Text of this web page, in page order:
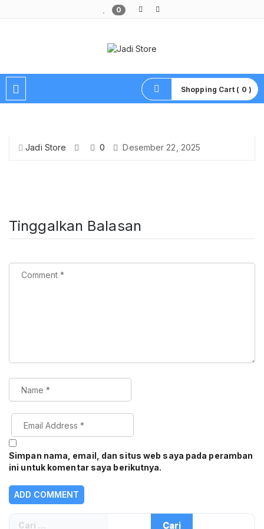
0
Shopping Cart ( 0 )
Jadi Store 0 Desember 22, 2025
Tinggalkan Balasan
Simpan nama, email, dan situs web saya pada peramban
ini untuk komentar saya berikutnya.
Cari